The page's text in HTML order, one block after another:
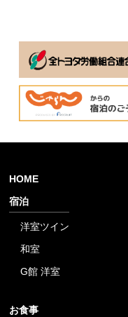
HOME
宿泊
洋室ツイン
和室
G館 洋室
お食事